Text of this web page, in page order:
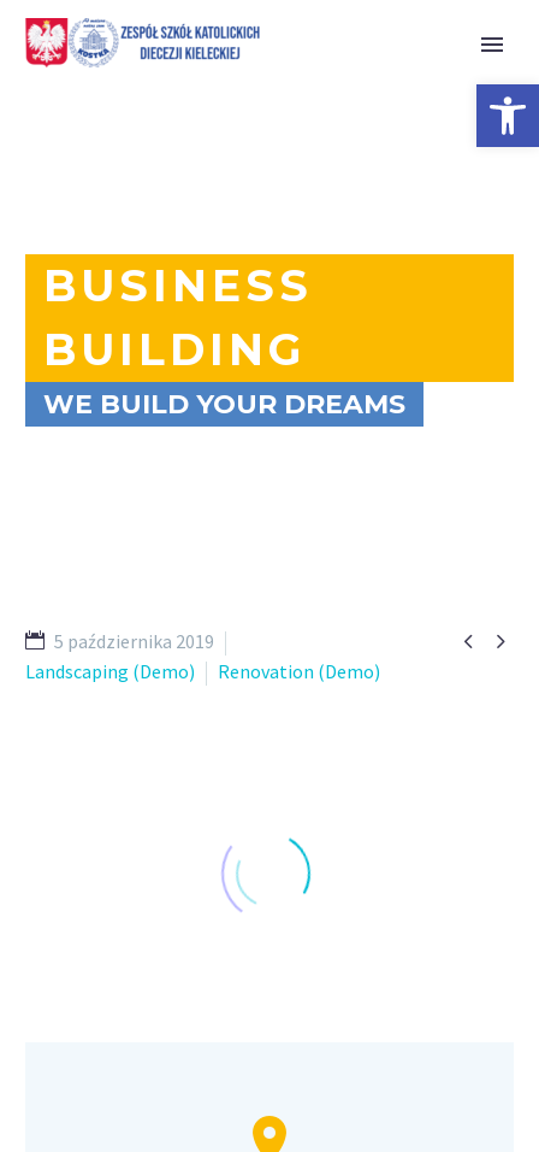
BUSINESS
BUILDING
WE BUILD YOUR DREAMS
 
5 października 2019
Landscaping (Demo)
Renovation (Demo)